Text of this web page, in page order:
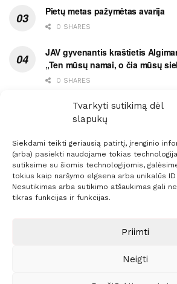
Tvarkyti sutikimą dėl
slapukų
Siekdami teikti geriausią patirtį, įrenginio
(arba) pasiekti naudojame tokias
sutiksime su šiomis technologijomis,
tokius kaip naršymo elgsena arba unikalūs
Nesutikimas arba sutikimo atšaukimas gali
tikras funkcijas ir funkcijas.
Priimti
Neigti
Pietų metas pažymėtas avarija
0 SHARES
JAV gyvenantis kraštietis
„Ten mūsų namai, o čia mūsų
0 SHARES
Ypatingas dviejų medikių likimo
0 SHARES
Prenumerata Reklama
Sprendimas:ITBrolis